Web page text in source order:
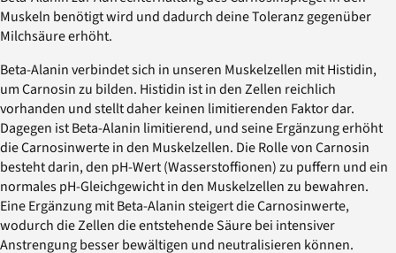
Muskeln benötigt wird und dadurch deine Toleranz gegenüber
Milchsäure erhöht.
Beta-Alanin verbindet sich in unseren Muskelzellen mit Histidin,
um Carnosin zu bilden. Histidin ist in den Zellen reichlich
vorhanden und stellt daher keinen limitierenden Faktor dar.
Dagegen ist Beta-Alanin limitierend, und seine Ergänzung erhöht
die Carnosinwerte in den Muskelzellen. Die Rolle von Carnosin
besteht darin, den pH-Wert (Wasserstoffionen) zu puffern und ein
normales pH-Gleichgewicht in den Muskelzellen zu bewahren.
Eine Ergänzung mit Beta-Alanin steigert die Carnosinwerte,
wodurch die Zellen die entstehende Säure bei intensiver
Anstrengung besser bewältigen und neutralisieren können.